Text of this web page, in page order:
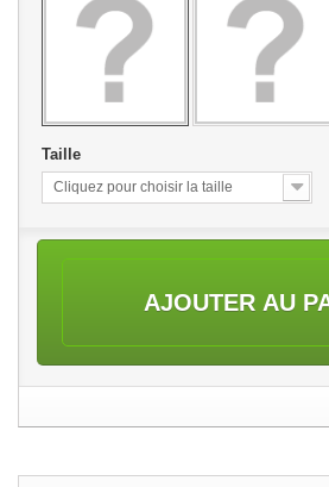
Taille
Cliquez pour choisir la taille
AJOUTER AU